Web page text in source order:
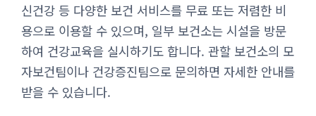
신건강 등 다양한 보건 서비스를 무료 또는 저렴한 비
용으로 이용할 수 있으며, 일부 보건소는 시설을 방문
하여 건강교육을 실시하기도 합니다. 관할 보건소의 모
자보건팀이나 건강증진팀으로 문의하면 자세한 안내를
받을 수 있습니다.